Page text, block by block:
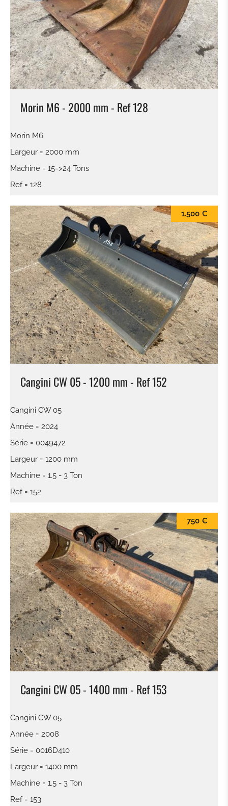
Morin M6 - 2000 mm - Ref 128
Morin M6
Largeur = 2000 mm
Machine = 15=>24 Tons
Ref = 128
Cangini CW 05 - 1200 mm - Ref 152
1.500 €
Cangini CW 05
Année = 2024
Série = 0049472
Largeur = 1200 mm
Machine = 1.5 - 3 Ton
Ref = 152
Cangini CW 05 - 1400 mm - Ref 153
750 €
Cangini CW 05
Année = 2008
Série = 0016D410
Largeur = 1400 mm
Machine = 1.5 - 3 Ton
Ref = 153